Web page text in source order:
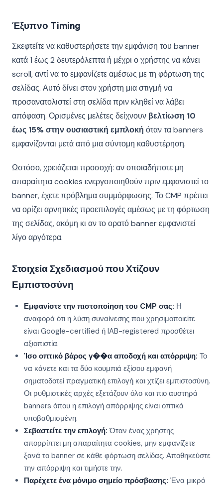
Έξυπνο Timing
Σκεφτείτε να καθυστερήσετε την εμφάνιση του banner
κατά 1 έως 2 δευτερόλεπτα ή μέχρι ο χρήστης να κάνει
scroll, αντί να το εμφανίζετε αμέσως με τη φόρτωση της
σελίδας. Αυτό δίνει στον χρήστη μια στιγμή να
προσανατολιστεί στη σελίδα πριν κληθεί να λάβει
απόφαση. Ορισμένες μελέτες δείχνουν βελτίωση 10
έως 15% στην ουσιαστική εμπλοκή όταν τα banners
εμφανίζονται μετά από μια σύντομη καθυστέρηση.
Ωστόσο, χρειάζεται προσοχή: αν οποιαδήποτε μη
απαραίτητα cookies ενεργοποιηθούν πριν εμφανιστεί το
banner, έχετε πρόβλημα συμμόρφωσης. Το CMP πρέπει
να ορίζει αρνητικές προεπιλογές αμέσως με τη φόρτωση
της σελίδας, ακόμη κι αν το ορατό banner εμφανιστεί
λίγο αργότερα.
Στοιχεία Σχεδιασμού που Χτίζουν
Εμπιστοσύνη
Εμφανίστε την πιστοποίηση του CMP σας: Η
αναφορά ότι η λύση συναίνεσης που χρησιμοποιείτε
είναι Google-certified ή IAB-registered προσθέτει
αξιοπιστία.
Ίσο οπτικό βάρος γ��α αποδοχή και απόρριψη: Το
να κάνετε και τα δύο κουμπιά εξίσου εμφανή
σηματοδοτεί πραγματική επιλογή και χτίζει εμπιστοσύνη.
Οι ρυθμιστικές αρχές εξετάζουν όλο και πιο αυστηρά
banners όπου η επιλογή απόρριψης είναι οπτικά
υποβαθμισμένη.
Σεβαστείτε την επιλογή: Όταν ένας χρήστης
απορρίπτει μη απαραίτητα cookies, μην εμφανίζετε
ξανά το banner σε κάθε φόρτωση σελίδας. Αποθηκεύστε
την απόρριψη και τιμήστε την.
Παρέχετε ένα μόνιμο σημείο πρόσβασης: Ένα μικρό